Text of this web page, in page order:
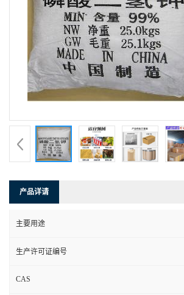
产品详请
主要用途
生产许可证编号
CAS